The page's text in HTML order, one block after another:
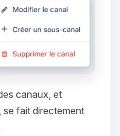
canaux, et
se fait directement